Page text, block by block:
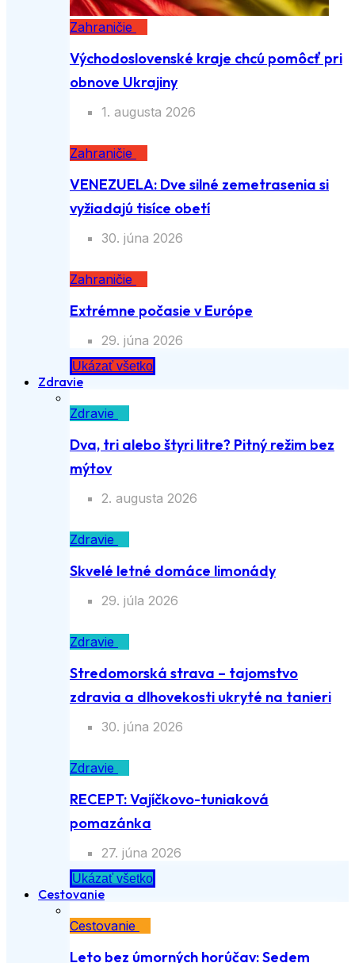
Zahraničie
Východoslovenské kraje chcú pomôcť pri
obnove Ukrajiny
1. augusta 2026
Zahraničie
VENEZUELA: Dve silné zemetrasenia si
vyžiadajú tisíce obetí
30. júna 2026
Zahraničie
Extrémne počasie v Európe
29. júna 2026
Ukázať všetko
Zdravie
Zdravie
Dva, tri alebo štyri litre? Pitný režim bez
mýtov
2. augusta 2026
Zdravie
Skvelé letné domáce limonády
29. júla 2026
Zdravie
Stredomorská strava – tajomstvo
zdravia a dlhovekosti ukryté na tanieri
30. júna 2026
Zdravie
RECEPT: Vajíčkovo-tuniaková
pomazánka
27. júna 2026
Ukázať všetko
Cestovanie
Cestovanie
Leto bez úmorných horúčav: Sedem